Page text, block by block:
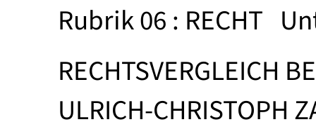
Rubrik 06 : RECHT
RECHTSVERGLEICH
ULRICH-CHRISTOPH